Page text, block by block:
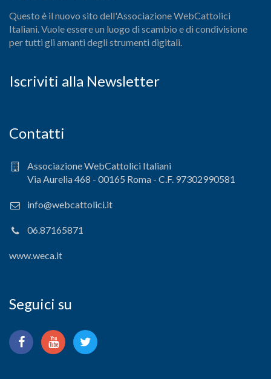
Questo è il nuovo sito dell'Associazione WebCattolici
Italiani. Vuole essere un luogo di scambio e di condivisione
per tutti gli amanti degli strumenti digitali.
Iscriviti alla Newsletter
Contatti
Associazione WebCattolici Italiani
Via Aurelia 468 - 00165 Roma - C.F. 97302990581
info@webcattolici.it
06.87165871
www.weca.it
Seguici su